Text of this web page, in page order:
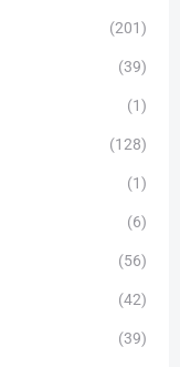
(201)
(39)
(1)
(128)
(1)
(6)
(56)
(42)
(39)